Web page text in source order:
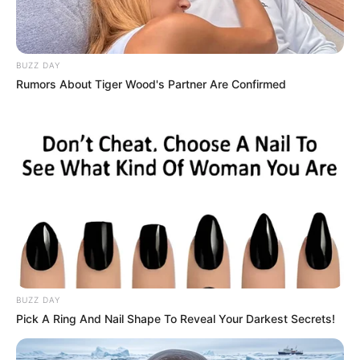
"Trabajamos con los alcaldes locales y encontramos que
BUZZ DAY
Rumors About Tiger Wood's Partner Are Confirmed
BUZZ DAY
Pick A Ring And Nail Shape To Reveal Your Darkest Secrets!